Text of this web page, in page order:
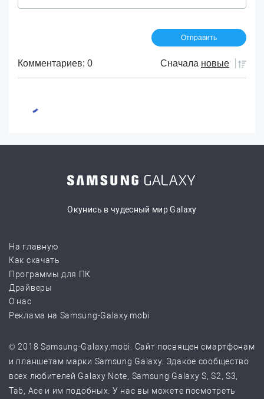
Комментариев: 0 Сначала новые
Окунись в чудесный мир Galaxy
На главную
Как скачать
Программы для ПК
Драйверы
О нас
Реклама на Samsung-Galaxy.mobi
© 2018 Samsung-Galaxy.mobi. Сайт посвящен смартфонам
и планшетам марки Samsung Galaxy. Эдакое сообщество
всех любителей Galaxy Note, Samsung Galaxy S, S2, S3,
Tab, Ace и им подобных. У нас вы можете посмотреть